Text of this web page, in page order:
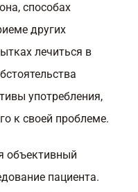
способах
других
лечиться в
употребления,
к своей проблеме.
объективный
пациента.